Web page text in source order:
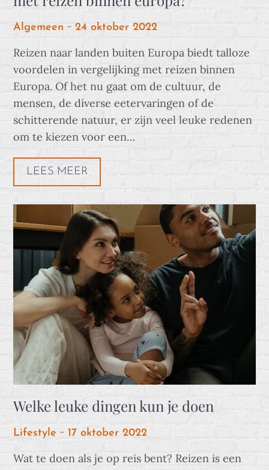
Algemeen
Posted
24 oktober 2022
Reizen naar landen buiten Europa biedt talloze
voordelen in vergelijking met reizen binnen
Europa. Of het nu gaat om de cultuur, de
mensen, de diverse eetervaringen of de
schitterende natuur, er zijn veel leuke redenen
om te kiezen voor een…
LEES MEER
Welke leuke dingen kun je doen
Lifestyle
Posted
17 oktober 2022
Wat te doen als je op reis bent? Reizen is een